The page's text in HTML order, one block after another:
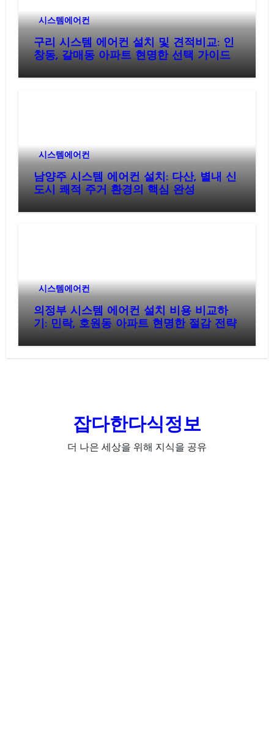
시스템에어컨
구리 시스템 에어컨 설치 및 견적비교: 인
창동, 갈매동 아파트 현명한 선택 가이드
시스템에어컨
남양주 시스템 에어컨 설치: 다산, 별내 신
도시 쾌적 주거 환경의 핵심 완성
시스템에어컨
의정부 시스템 에어컨 설치 비용 비교하
기: 민락, 호원동 아파트 현명한 절감 전략
잡다한다식정보
더 나은 세상을 위해 지식을 공유